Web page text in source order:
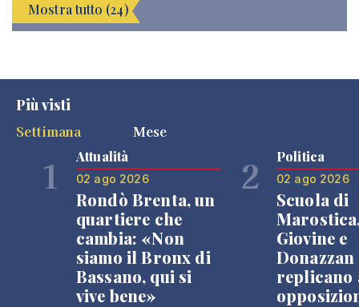
Mostra tutto (24)
Più visti
Settimana
Mese
1 Attualità
02 ago 2026
Rondò Brenta, un
quartiere che
cambia: «Non
siamo il Bronx di
Bassano, qui si
vive bene»
2 Politica
02 ago 2026
Scuola di
Giovine e
Donazzan
replicano